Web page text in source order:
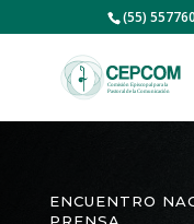
(55)
ENCUENTRO